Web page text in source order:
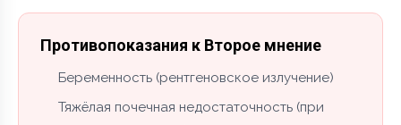
Противопоказания к Второе мнение
Беременность (рентгеновское излучение)
Тяжёлая почечная недостаточность (при